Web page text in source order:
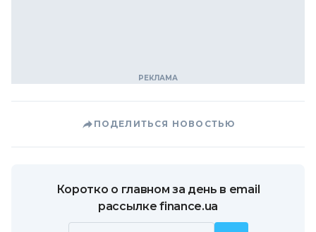
ПОДЕЛИТЬСЯ НОВОСТЬЮ
Коротко о главном за день в email
рассылке finance.ua